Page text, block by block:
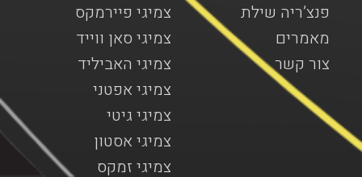
צמיגי פיירמקס
צמיגי סאן ווייד
צמיגי האביליד
צמיגי אפטני
צמיגי גיטי
צמיגי אסטון
צמיגי זמקס
פנצ’ריה שילת
מאמרים
צור קשר